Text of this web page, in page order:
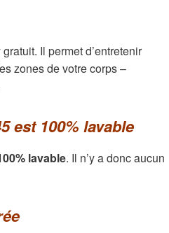
gratuit. Il permet d’entretenir
zones de votre corps –
est 100% lavable
lavable. Il n’y a donc aucun